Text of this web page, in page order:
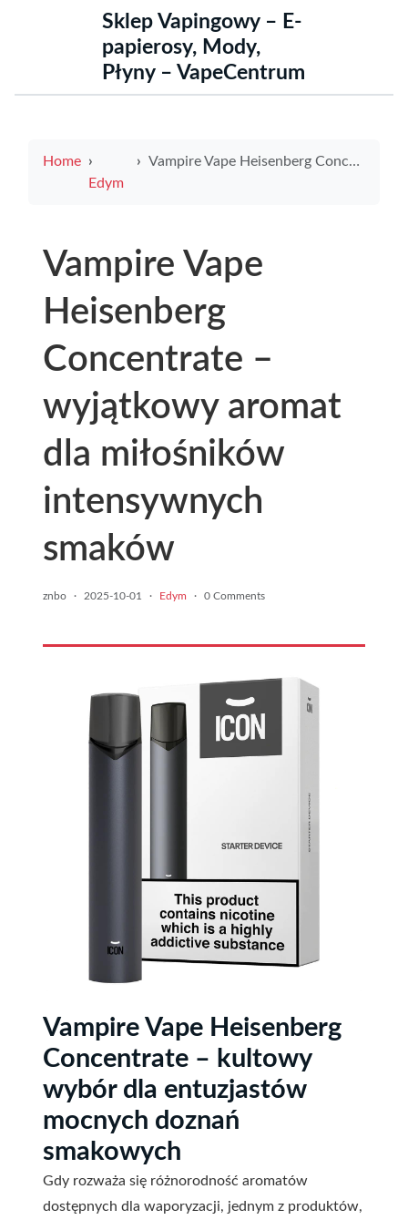
Sklep Vapingowy – E-
papierosy, Mody,
Płyny – VapeCentrum
Home
Edym
Vampire Vape Heisenberg Concentrate – wyjątkowy aromat dla miłośników intensywnych smaków
Vampire Vape
Heisenberg
Concentrate –
wyjątkowy aromat
dla miłośników
intensywnych
smaków
znbo · 2025-10-01 · Edym · 0 Comments
Vampire Vape Heisenberg
Concentrate – kultowy
wybór dla entuzjastów
mocnych doznań
smakowych
Gdy rozważa się różnorodność aromatów
dostępnych dla waporyzacji, jednym z produktów,